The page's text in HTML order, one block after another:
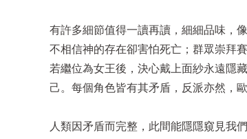
有許多細節值得一讀再讀，細細品味，
不相信神的存在卻害怕死亡；群眾崇拜
若繼位為女王後，決心戴上面紗永遠隱
己。每個角色皆有其矛盾，反派亦然，
人類因矛盾而完整，此間能隱隱窺見我